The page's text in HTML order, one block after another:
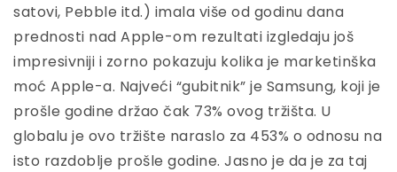
satovi, Pebble itd.) imala više od godinu dana
prednosti nad Apple-om rezultati izgledaju još
impresivniji i zorno pokazuju kolika je marketinška
moć Apple-a. Najveći “gubitnik” je Samsung, koji je
prošle godine držao čak 73% ovog tržišta. U
globalu je ovo tržište naraslo za 453% o odnosu na
isto razdoblje prošle godine. Jasno je da je za taj